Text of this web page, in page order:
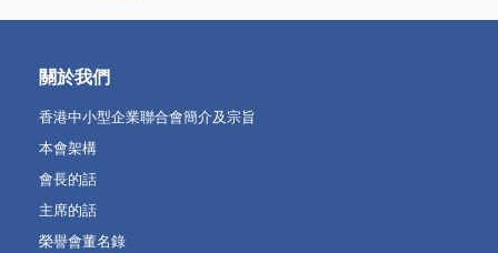
關於我們
香港中小型企業聯合會簡介及宗旨
本會架構
會長的話
主席的話
榮譽會董名錄